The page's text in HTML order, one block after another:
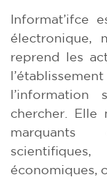
Informat’ifce
électronique,
reprend les
chercher. Elle
économiques,